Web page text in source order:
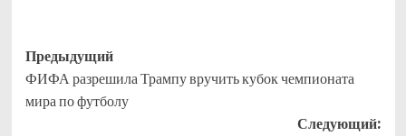
Навигация
записи
Предыдущий
ФИФА разрешила Трампу вручить кубок чемпионата
мира по футболу
Следующий: